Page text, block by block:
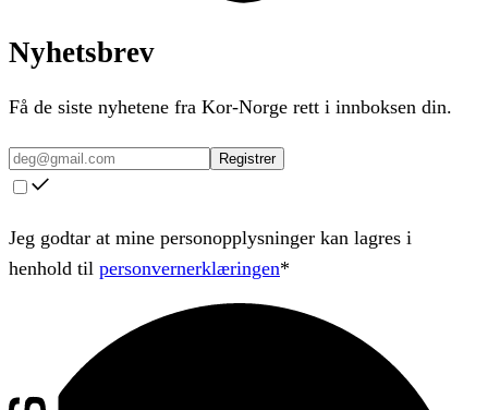
Nyhetsbrev
Få de siste nyhetene fra Kor-Norge rett i innboksen din.
Registrer
Jeg godtar at mine personopplysninger kan lagres i
henhold til personvernerklæringen*